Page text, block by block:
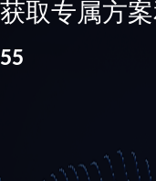
取专属方